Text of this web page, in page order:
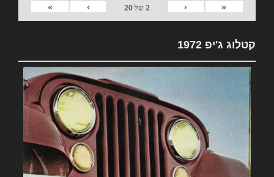
«
‹
2של20
›
»
קטלוג ג'יפ 1972